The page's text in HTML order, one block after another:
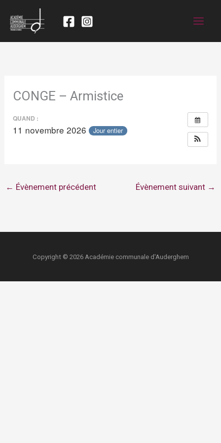
CONGE – Armistice
QUAND :
11 novembre 2026 Jour entier
← Évènement précédent Évènement suivant →
Copyright © 2026 Académie communale d'Auderghem